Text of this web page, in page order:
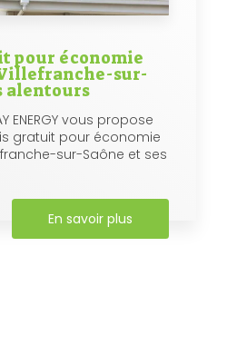
pour économie
sur-
alentours
ENERGY vous propose
gratuit pour économie
sur-Saône et ses
En savoir plus